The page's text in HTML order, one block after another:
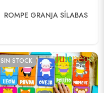
ROMPE GRANJA SÍLABAS
SIN STOCK